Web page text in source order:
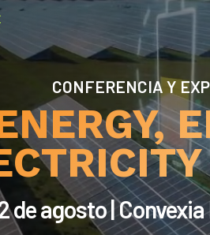
CONFERENCIA Y
de agosto |